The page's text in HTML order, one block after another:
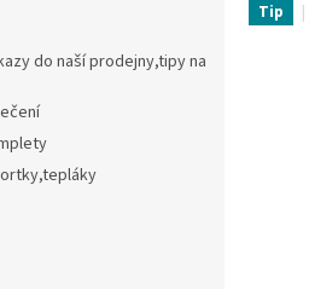
do naší prodejny,tipy na
Tip